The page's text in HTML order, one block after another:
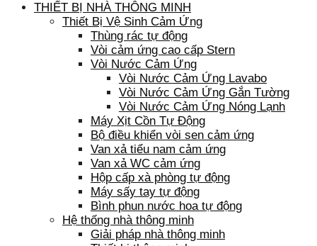
THIẾT BỊ NHÀ THÔNG MINH
Thiết Bị Vệ Sinh Cảm Ứng
Thùng rác tự động
Vòi cảm ứng cao cấp Stern
Vòi Nước Cảm Ứng
Vòi Nước Cảm Ứng Lavabo
Vòi Nước Cảm Ứng Gắn Tường
Vòi Nước Cảm Ứng Nóng Lạnh
Máy Xịt Cồn Tự Động
Bộ điều khiển vòi sen cảm ứng
Van xả tiểu nam cảm ứng
Van xả WC cảm ứng
Hộp cấp xà phòng tự động
Máy sấy tay tự động
Bình phun nước hoa tự động
Hệ thống nhà thông minh
Giải pháp nhà thông minh